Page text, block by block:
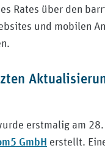
Rates über den
und mobilen
erstmalig am
GmbH erstellt.